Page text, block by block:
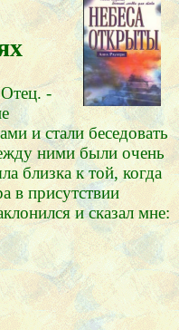
-
и стали беседовать
ними были очень
близка к той, когда
в присутствии
и сказал мне: